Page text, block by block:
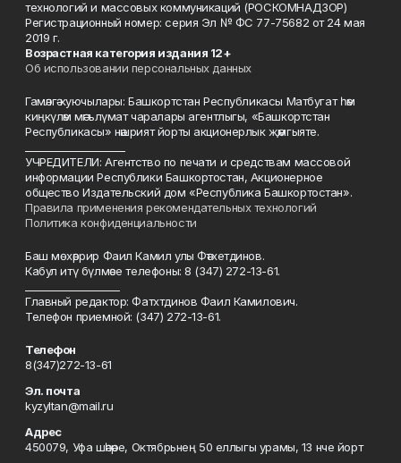
технологий и массовых коммуникаций (РОСКОМНАДЗОР)
Регистрационный номер: серия Эл № ФС 77-75682 от 24 мая
2019 г.
Возрастная категория издания 12+
Об использовании персональных данных
Гамәлгә куючылары: Башкортстан Республикасы Матбугат һәм
киңкүләм мәгълүмат чаралары агентлыгы, «Башкортстан
Республикасы» нәшрият йорты акционерлык җәмгыяте.
УЧРЕДИТЕЛИ: Агентство по печати и средствам массовой
информации Республики Башкортостан, Акционерное
общество Издательский дом «Республика Башкортостан».
Правила применения рекомендательных технологий
Политика конфиденциальности
Баш мөхәррир Фаил Камил улы Фәтхетдинов.
Кабул итү бүлмәсе телефоны: 8 (347) 272-13-61.
Главный редактор: Фатхтдинов Фаил Камилович.
Телефон приемной: (347) 272-13-61.
Телефон
8(347)272-13-61
Эл. почта
kyzyltan@mail.ru
Адрес
450079, Уфа шәһәре, Октябрьнең 50 еллыгы урамы, 13 нче йорт